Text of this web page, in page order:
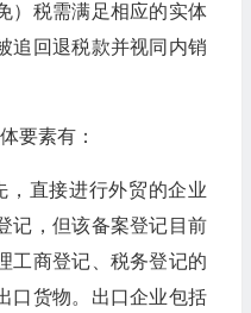
）税需满足相应的实体
追回退税款并视同内销
要素有：
，直接进行外贸的企业
记，但该备案登记目前
工商登记、税务登记的
口货物。出口企业包括